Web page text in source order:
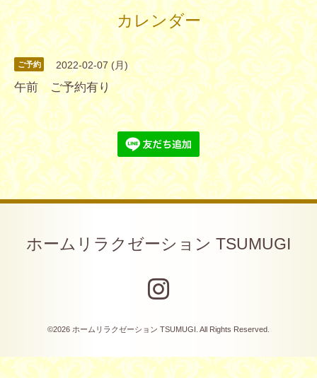
カレンダー
ご予約 2022-02-07 (月)
午前 ご予約有り
ホームリラクゼーション TSUMUGI
©2026 ホームリラクゼーション TSUMUGI . All Rights Reserved.